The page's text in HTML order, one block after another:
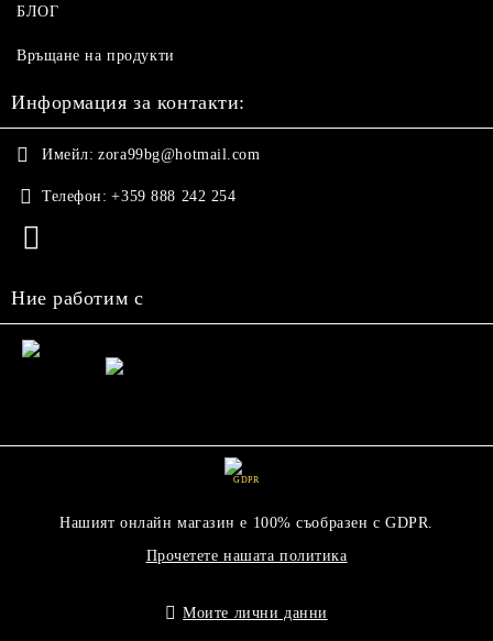
БЛОГ
Връщане на продукти
Информация за контакти:
Имейл: zora99bg@hotmail.com
Телефон: +359 888 242 254
Ние работим с
GDPR
Нашият онлайн магазин е 100% съобразен с GDPR.
Прочетете нашата политика
Моите лични данни